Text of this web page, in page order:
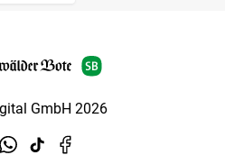
GmbH 2026